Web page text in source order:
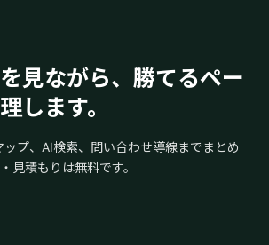
見ながら、勝てるペー
します。
プ、AI検索、問い合わせ導線までまとめ
見積もりは無料です。